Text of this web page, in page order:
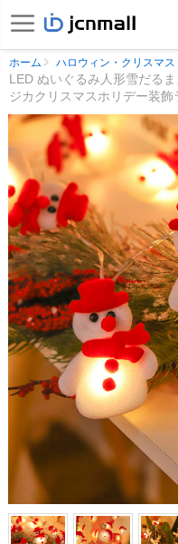
ホーム ハロウィン・クリスマス
LED ぬいぐるみ人形雪だる
ジカクリスマスホリデー装